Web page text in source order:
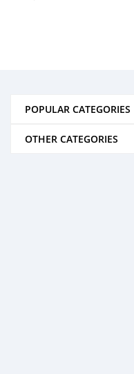
POPULAR CATEGORIES
OTHER CATEGORIES